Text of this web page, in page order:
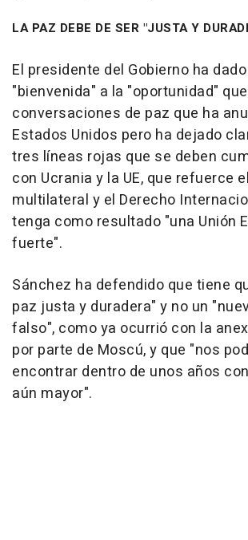
LA PAZ DEBE DE SER "JUSTA Y
El presidente del Gobierno ha
"bienvenida" a la "oportunidad"
conversaciones de paz que ha
Estados Unidos pero ha dejado
tres líneas rojas que se deben
con Ucrania y la UE, que refuerce
multilateral y el Derecho
tenga como resultado "una Unión
fuerte".
Sánchez ha defendido que tiene
paz justa y duradera" y no un
falso", como ya ocurrió con la
por parte de Moscú, y que "nos
encontrar dentro de unos años
aún mayor".